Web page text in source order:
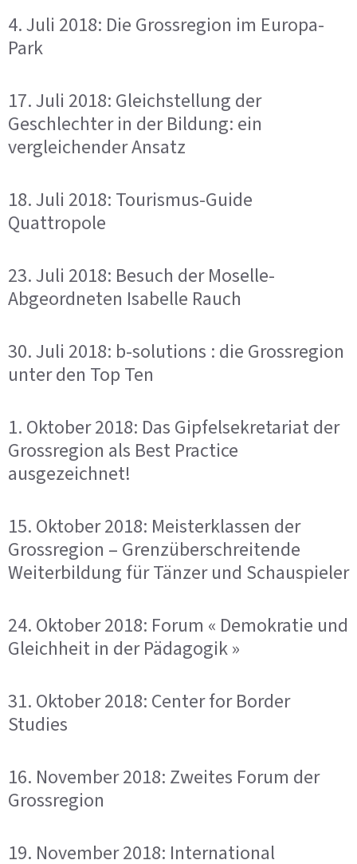
4. Juli 2018: Die Grossregion im Europa-
Park
17. Juli 2018: Gleichstellung der
Geschlechter in der Bildung: ein
vergleichender Ansatz
18. Juli 2018: Tourismus-Guide
Quattropole
23. Juli 2018: Besuch der Moselle-
Abgeordneten Isabelle Rauch
30. Juli 2018: b-solutions : die Grossregion
unter den Top Ten
1. Oktober 2018: Das Gipfelsekretariat der
Grossregion als Best Practice
ausgezeichnet!
15. Oktober 2018: Meisterklassen der
Grossregion – Grenzüberschreitende
Weiterbildung für Tänzer und Schauspieler
24. Oktober 2018: Forum « Demokratie und
Gleichheit in der Pädagogik »
31. Oktober 2018: Center for Border
Studies
16. November 2018: Zweites Forum der
Grossregion
19. November 2018: International